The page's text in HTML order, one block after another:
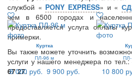
службой « PONY EXPRESS» и «
чем в 6500 городах и
предоставляется услуга оплаты
примерки.
Вы также можете уточнить
услуги у нашего менеджера по тел.:
67 27.
Куртка
ПЛ-96 м
8 000 руб. 9 900 руб.
ПЛ-
10 800